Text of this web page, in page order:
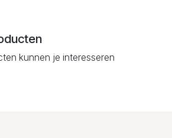
kunnen je interesseren